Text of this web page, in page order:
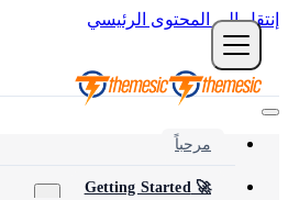
إلى المحتوى الرئيسي
مرحباً
🚀 Getting Started